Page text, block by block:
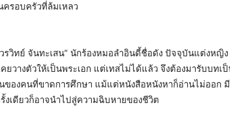
ครอบครัวที่ล้มเหลว
รวิทย์ จันทะเสน” นักร้องหมอลำอินดี้ชื่อดัง ปัจจุบันแต่งหญิ
คยวางตัวให้เป็นพระเอก แต่เทสไม่ได้แล้ว จึงต้องมารับบทเ
ของคนที่ขาดการศึกษา แม้แต่หนังสือหนังหาก็อ่านไม่ออก
รั้งเดียวก็อาจนำไปสู่ความฉิบหายของชีวิต